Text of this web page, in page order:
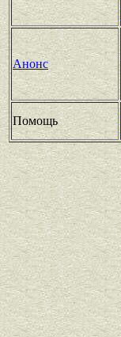
Анонс
Помощь